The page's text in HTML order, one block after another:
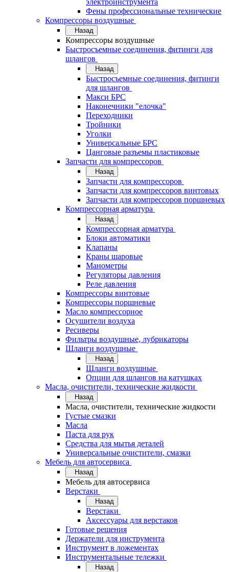
электроинструмента
Фены профессиональные технические
Компрессоры воздушные
Назад
Компрессоры воздушные
Быстросъемные соединения, фитинги для
шлангов
Назад
Быстросъемные соединения, фитинги
для шлангов
Макси БРС
Наконечники "елочка"
Переходники
Тройники
Уголки
Универсальные БРС
Цанговые разъемы пластиковые
Запчасти для компрессоров
Назад
Запчасти для компрессоров
Запчасти для компрессоров винтовых
Запчасти для компрессоров поршневых
Компрессорная арматура
Назад
Компрессорная арматура
Блоки автоматики
Клапаны
Краны шаровые
Манометры
Регуляторы давления
Реле давления
Компрессоры винтовые
Компрессоры поршневые
Масло компрессорное
Осушители воздуха
Ресиверы
Фильтры воздушные, лубрикаторы
Шланги воздушные
Назад
Шланги воздушные
Опции для шлангов на катушках
Масла, очистители, технические жидкости
Назад
Масла, очистители, технические жидкости
Густые смазки
Масла
Паста для рук
Средства для мытья деталей
Универсальные очистители, смазки
Мебель для автосервиса
Назад
Мебель для автосервиса
Верстаки
Назад
Верстаки
Аксессуары для верстаков
Готовые решения
Держатели для инструмента
Инструмент в ложементах
Инструментальные тележки
Назад